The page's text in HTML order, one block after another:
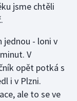
jsme chtěli
jednou - loni v
V
opět potká s
i v Plzni.
ale to se ve